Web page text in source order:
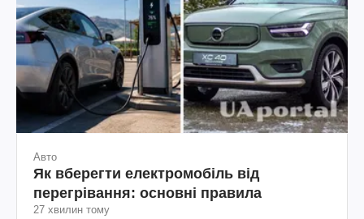
Авто
Як вберегти електромобіль від
перегрівання: основні правила
27 хвилин тому